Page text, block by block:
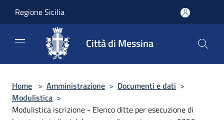
Regione Sicilia
Città di Messina
Home > Amministrazione > Documenti e dati >
Modulistica >
Modulistica iscrizione - Elenco ditte per esecuzione di